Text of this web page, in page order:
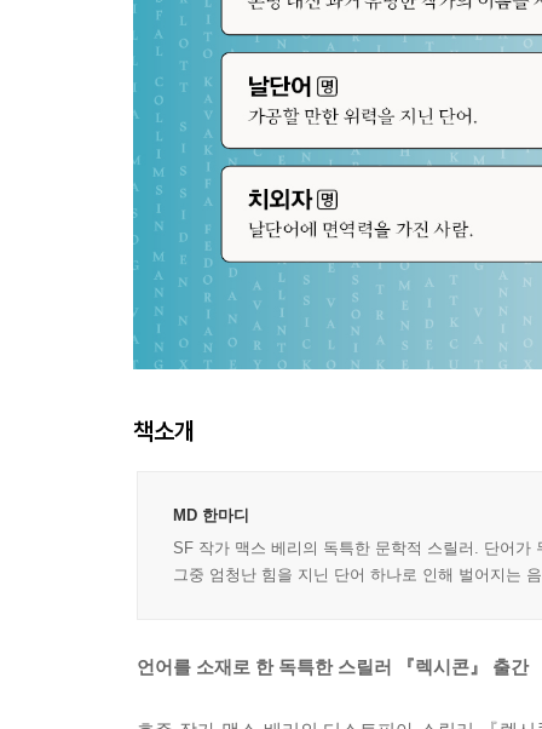
책소개
MD 한마디
SF 작가 맥스 베리의 독특한 문학적 스릴러. 단어가
그중 엄청난 힘을 지닌 단어 하나로 인해 벌어지는
언어를 소재로 한 독특한 스릴러 『렉시콘』 출간